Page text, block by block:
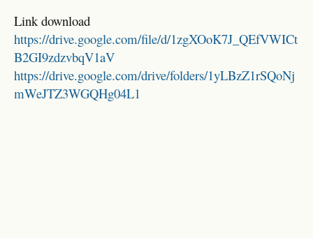
Link download
https://drive.google.com/file/d/1zgXOoK7J_QEfVWICt
B2GI9zdzvbqV1aV
https://drive.google.com/drive/folders/1yLBzZ1rSQoNj
mWeJTZ3WGQHg04L1